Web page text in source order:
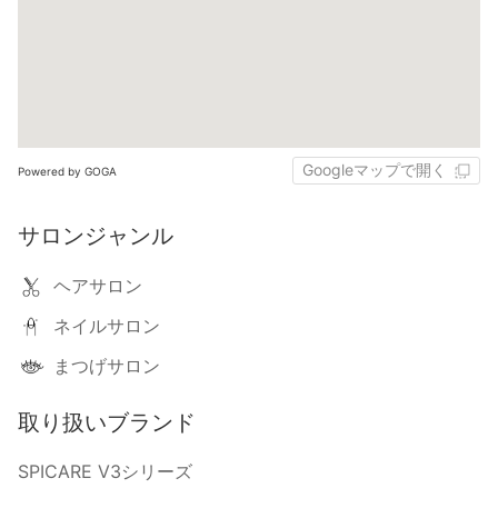
Powered by GOGA Googleマップで開く
サロンジャンル
ヘアサロン
ネイルサロン
まつげサロン
取り扱いブランド
SPICARE V3シリーズ